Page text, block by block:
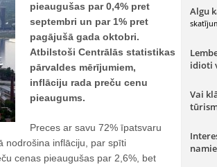
pieaugušas par 0,4% pret
septembri un par 1% pret
pagājušā gada oktobri.
Atbilstoši Centrālās statistikas
pārvaldes mērījumiem,
inflāciju rada preču cenu
pieaugums.
Preces ar savu 72% īpatsvaru
nodrošina inflāciju, par spīti
cenas pieaugušas par 2,6%, bet
Algu
idioti
Vai